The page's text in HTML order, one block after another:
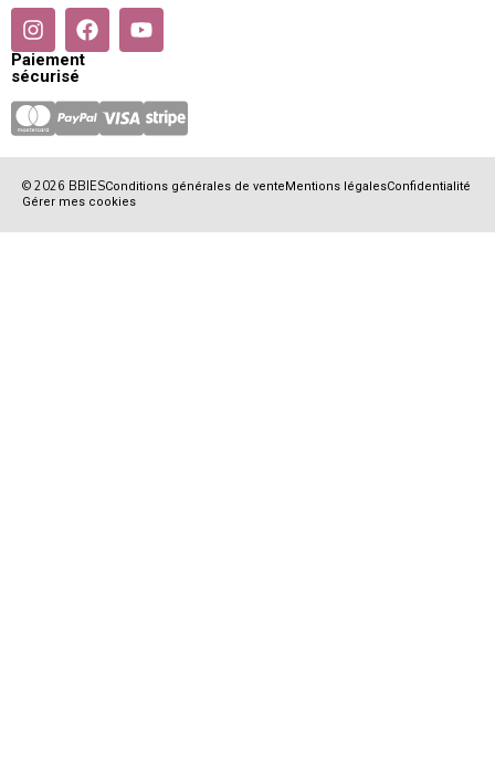
Paiement
sécurisé
© 2026 BBIESConditions générales de vente Mentions légalesConfidentialité
Gérer mes cookies